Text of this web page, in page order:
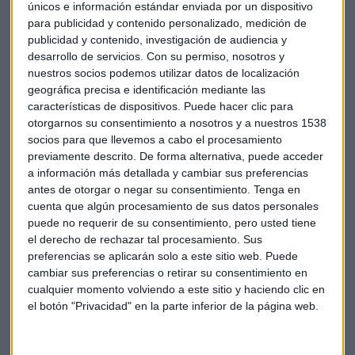
únicos e información estándar enviada por un dispositivo
para publicidad y contenido personalizado, medición de
publicidad y contenido, investigación de audiencia y
desarrollo de servicios. Con su permiso, nosotros y
nuestros socios podemos utilizar datos de localización
geográfica precisa e identificación mediante las
características de dispositivos. Puede hacer clic para
otorgarnos su consentimiento a nosotros y a nuestros 1538
socios para que llevemos a cabo el procesamiento
previamente descrito. De forma alternativa, puede acceder
a información más detallada y cambiar sus preferencias
antes de otorgar o negar su consentimiento. Tenga en
cuenta que algún procesamiento de sus datos personales
puede no requerir de su consentimiento, pero usted tiene
el derecho de rechazar tal procesamiento. Sus
preferencias se aplicarán solo a este sitio web. Puede
cambiar sus preferencias o retirar su consentimiento en
cualquier momento volviendo a este sitio y haciendo clic en
el botón "Privacidad" en la parte inferior de la página web.
pasada la Junta ordenó la retirada de la carne mechada de
la empresa Magrudis, la cual conllevó la listeriosis.
Supermercados como Alcampo han decidido retirar
todos los productos de la empresa sevillana
López, miembro de la Sociedad Andaluza de Epidemiología,
afirma que según los análisis veinte días después de la
retirada de los productos contaminados el número de
infectados dejará de aumentar.
La Ministra de Sanidad en funciones, María Luisa Carcedo
remarca que lo más importante en este momento es hacer
inspecciones para saber dónde se ha producido el fallo.
Alcampo Andalucía Comisión Europea